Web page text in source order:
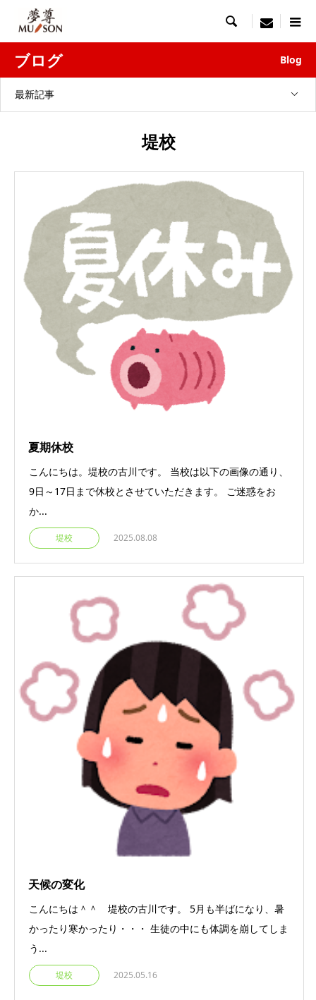
 menu
ブログ Blog
最新記事
堤校
夏期休校
こんにちは。堤校の古川です。 当校は以下の画像の通り、
9日～17日まで休校とさせていただきます。 ご迷惑をお
か...
堤校 2025.08.08
天候の変化
こんにちは＾＾ 堤校の古川です。 5月も半ばになり、暑
かったり寒かったり・・・ 生徒の中にも体調を崩してしま
う...
堤校 2025.05.16